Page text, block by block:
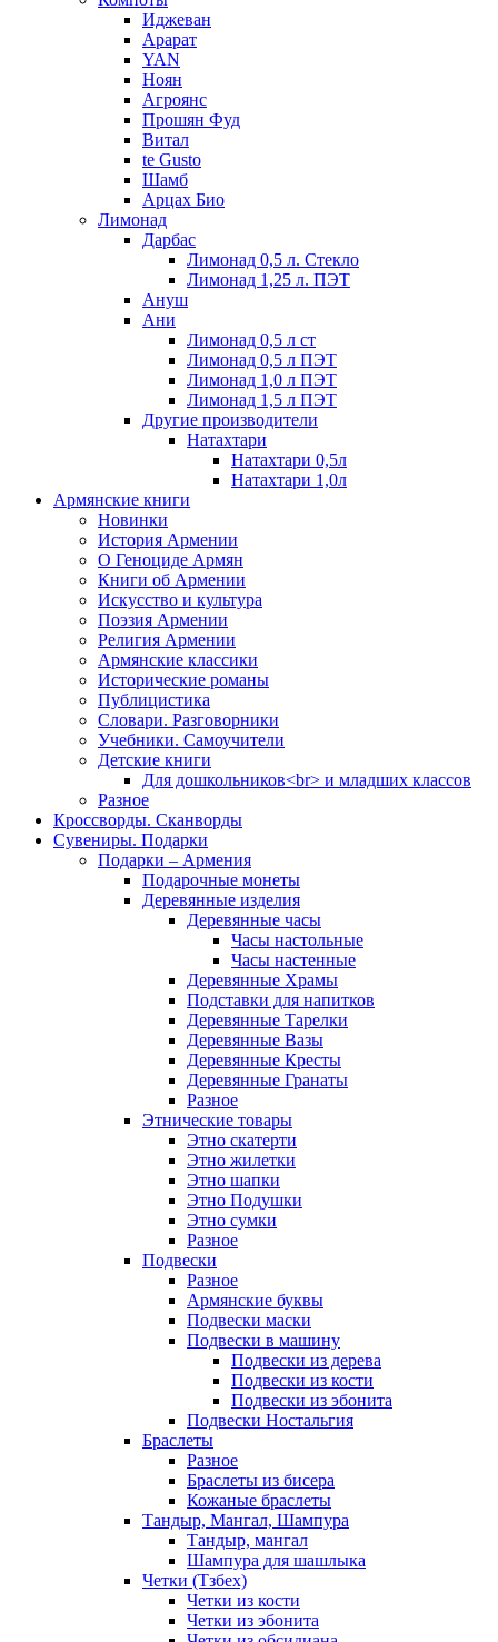
Иджеван
Арарат
YAN
Ноян
Агроянс
Прошян Фуд
Витал
te Gusto
Шамб
Арцах Био
Лимонад
Дарбас
Лимонад 0,5 л. Стекло
Лимонад 1,25 л. ПЭТ
Ануш
Ани
Лимонад 0,5 л ст
Лимонад 0,5 л ПЭТ
Лимонад 1,0 л ПЭТ
Лимонад 1,5 л ПЭТ
Другие производители
Натахтари
Натахтари 0,5л
Натахтари 1,0л
Армянские книги
Новинки
История Армении
О Геноциде Армян
Книги об Армении
Иcкусство и культура
Поэзия Армении
Религия Армении
Армянские классики
Исторические романы
Публицистика
Словари. Разговорники
Учебники. Самоучители
Детские книги
Для дошкольников<br> и младших классов
Разное
Кроссворды. Сканворды
Сувениры. Подарки
Подарки – Армения
Подарочные монеты
Деревянные изделия
Деревянные часы
Часы настольные
Часы настенные
Деревянные Храмы
Подставки для напитков
Деревянные Тарелки
Деревянные Вазы
Деревянные Кресты
Деревянные Гранаты
Разное
Этнические товары
Этно скатерти
Этно жилетки
Этно шапки
Этно Подушки
Этно сумки
Разное
Подвески
Разное
Армянские буквы
Подвески маски
Подвески в машину
Подвески из дерева
Подвески из кости
Подвески из эбонита
Подвески Ностальгия
Браслеты
Разное
Браслеты из бисера
Кожаные браслеты
Тандыр, Мангал, Шампура
Тандыр, мангал
Шампура для шашлыка
Четки (Тзбех)
Четки из кости
Четки из эбонита